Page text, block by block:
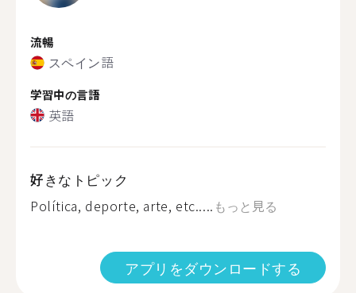
流暢
スペイン語
学習中の言語
英語
好きなトピック
Política, deporte, arte, etc..... もっと見る
アプリをダウンロードする